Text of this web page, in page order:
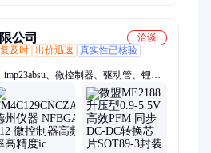
公司
洽谈
及时 出价迅速
真实性已核验
、微控制器、驱动管、锂电
器、稳压器、调制器、调节器、升压
相器、rt8753bfe、收发器、处理器、
、锂离子、转换器、单片机、